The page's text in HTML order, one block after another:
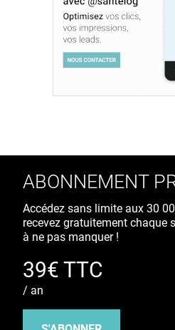
ABONNEMENT
Accédez sans limite aux 30
recevez gratuitement chaque
à ne pas manquer !
39€ TTC
/ an